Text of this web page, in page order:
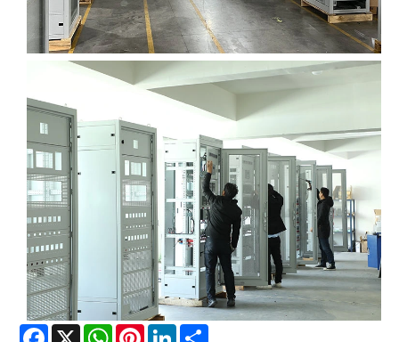
Facebook
X WhatsAppPinterestLinkedIn